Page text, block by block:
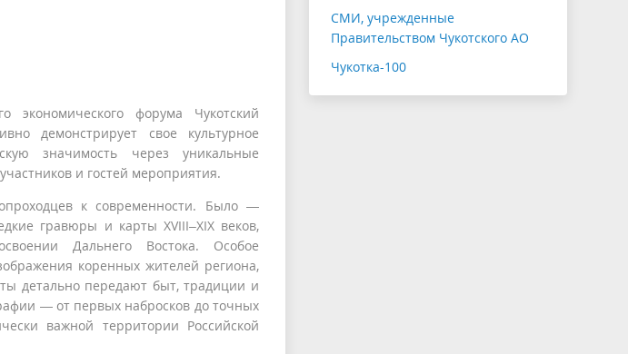
экономического форума Чукотский
демонстрирует свое культурное
значимость через уникальные
и гостей мероприятия.
к современности. Было —
гравюры и карты XVIII–XIX веков,
Дальнего Востока. Особое
коренных жителей региона,
детально передают быт, традиции и
— от первых набросков до точных
важной территории Российской
СМИ, учрежденные
Правительством Чукотского АО
Чукотка-100